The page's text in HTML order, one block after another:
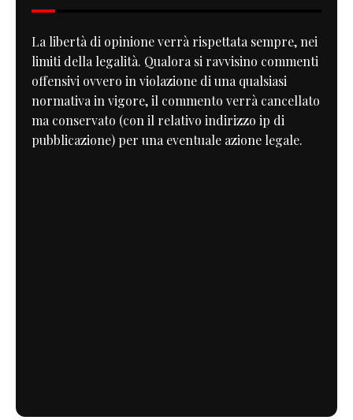
La libertà di opinione verrà rispettata sempre, nei
limiti della legalità. Qualora si ravvisino commenti
offensivi ovvero in violazione di una qualsiasi
normativa in vigore, il commento verrà cancellato
ma conservato (con il relativo indirizzo ip di
pubblicazione) per una eventuale azione legale.